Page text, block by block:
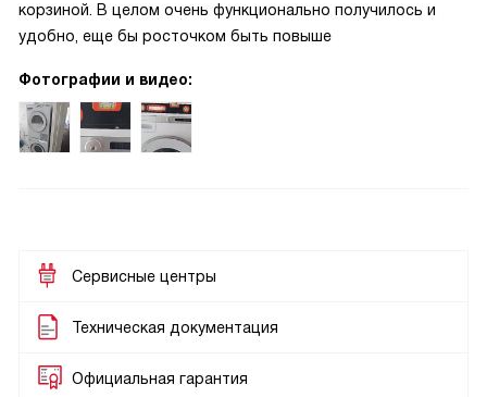
корзиной. В целом очень функционально получилось и
удобно, еще бы росточком быть повыше
Фотографии и видео:
Сервисные центры
Техническая документация
Официальная гарантия